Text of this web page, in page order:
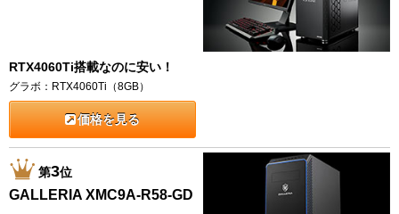
RTX4060Ti搭載なのに安い！
グラボ：RTX4060Ti（8GB）
価格を見る
第3位
GALLERIA XMC9A-R58-GD